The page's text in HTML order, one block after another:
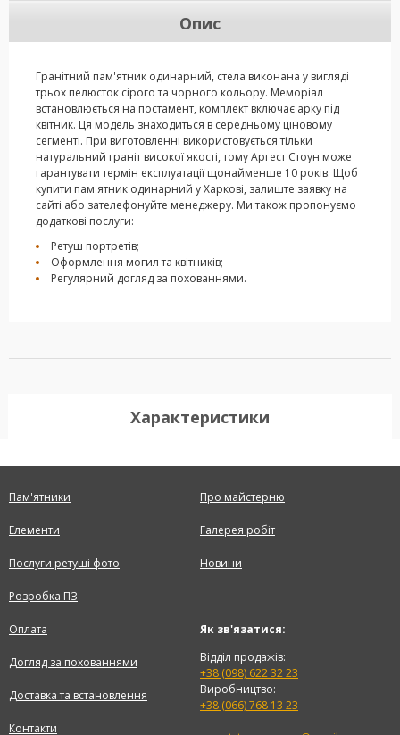
Опис
Гранітний пам'ятник одинарний, стела виконана у вигляді
трьох пелюсток сірого та чорного кольору. Меморіал
встановлюється на постамент, комплект включає арку під
квітник. Ця модель знаходиться в середньому ціновому
сегменті. При виготовленні використовується тільки
натуральний граніт високої якості, тому Аргест Стоун може
гарантувати термін експлуатації щонайменше 10 років. Щоб
купити пам'ятник одинарний у Харкові, залиште заявку на
сайті або зателефонуйте менеджеру. Ми також пропонуємо
додаткові послуги:
Ретуш портретів;
Оформлення могил та квітників;
Регулярний догляд за похованнями.
Характеристики
Пам'ятники
Елементи
Послуги ретуші фото
Розробка ПЗ
Про майстерню
Галерея робіт
Новини
Оплата
Догляд за похованнями
Доставка та встановлення
Контакти
Як зв'язатися:
Відділ продажів:
+38 (098) 622 32 23
Виробництво:
+38 (066) 768 13 23